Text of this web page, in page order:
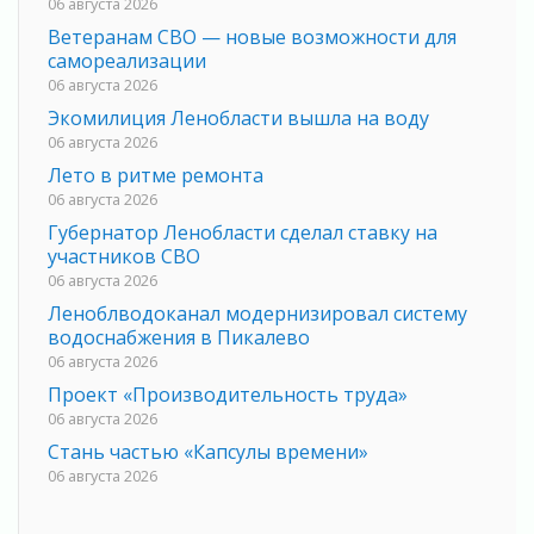
Ветеранам СВО — новые возможности для
самореализации
06 августа 2026
Экомилиция Ленобласти вышла на воду
06 августа 2026
Лето в ритме ремонта
06 августа 2026
Губернатор Ленобласти сделал ставку на
участников СВО
06 августа 2026
Леноблводоканал модернизировал систему
водоснабжения в Пикалево
06 августа 2026
Проект «Производительность труда»
06 августа 2026
Стань частью «Капсулы времени»
06 августа 2026